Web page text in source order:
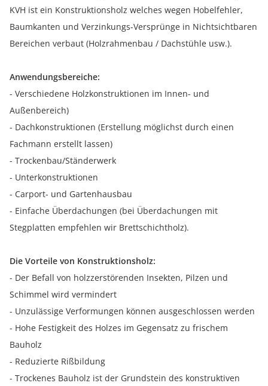
KVH ist ein Konstruktionsholz welches wegen Hobelfehler,
Baumkanten und Verzinkungs-Versprünge in Nichtsichtbaren
Bereichen verbaut (Holzrahmenbau / Dachstühle usw.).
Anwendungsbereiche:
- Verschiedene Holzkonstruktionen im Innen- und
Außenbereich)
- Dachkonstruktionen (Erstellung möglichst durch einen
Fachmann erstellt lassen)
- Trockenbau/Ständerwerk
- Unterkonstruktionen
- Carport- und Gartenhausbau
- Einfache Überdachungen (bei Überdachungen mit
Stegplatten empfehlen wir Brettschichtholz).
Die Vorteile von Konstruktionsholz:
- Der Befall von holzzerstörenden Insekten, Pilzen und
Schimmel wird vermindert
- Unzulässige Verformungen können ausgeschlossen werden
- Hohe Festigkeit des Holzes im Gegensatz zu frischem
Bauholz
- Reduzierte Rißbildung
- Trockenes Bauholz ist der Grundstein des konstruktiven